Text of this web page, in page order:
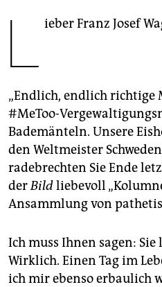
abo
genossenschaft
epaper login
L ieber Franz Josef
„Endlich, endlich richtige
#MeToo-
Bademänteln. Unsere
den Weltmeister
radebrechten Sie Ende
derBildliebevoll
Ansammlung von
Ich muss Ihnen sagen:
Wirklich. Einen Tag im
ich mir ebenso erbaulich